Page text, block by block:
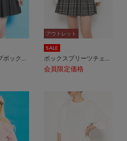
ピンストライプボックスプリーツミニスカート
アウトレット
アウトレット
SALE
ボックスプリーツチェックミニスカート
会員限定価格